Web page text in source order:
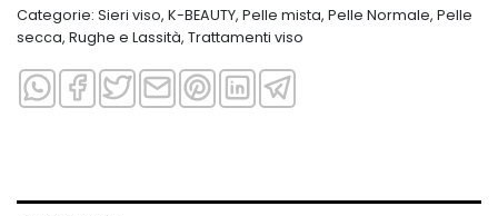
Categorie: Sieri viso, K-BEAUTY, Pelle mista, Pelle Normale, Pelle
secca, Rughe e Lassità, Trattamenti viso